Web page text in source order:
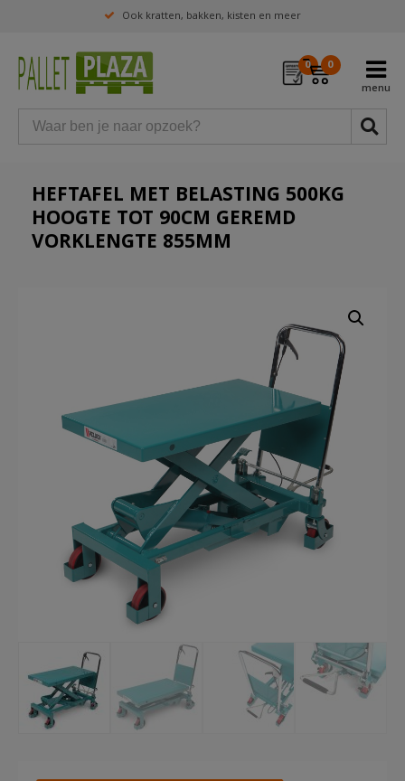
Ook kratten, bakken, kisten en meer
0 0
HEFTAFEL MET BELASTING 500KG
HOOGTE TOT 90CM GEREMD
VORKLENGTE 855MM